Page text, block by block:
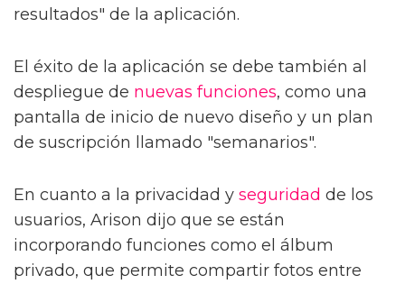
resultados" de la aplicación.
El éxito de la aplicación se debe también al
despliegue de nuevas funciones, como una
pantalla de inicio de nuevo diseño y un plan
de suscripción llamado "semanarios".
En cuanto a la privacidad y seguridad de los
usuarios, Arison dijo que se están
incorporando funciones como el álbum
privado, que permite compartir fotos entre